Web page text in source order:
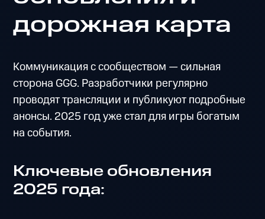
дорожная карта
Коммуникация с сообществом — сильная
сторона GGG. Разработчики регулярно
проводят трансляции и публикуют подробные
анонсы. 2025 год уже стал для игры богатым
на события.
Ключевые обновления
2025 года: